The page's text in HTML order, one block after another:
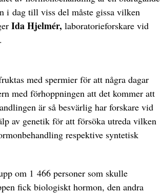
i dag till viss del måste gissa vilken
Ida Hjelmér, laboratorieforskare vid
.
med spermier för att några dagar
med förhoppningen att det kommer att
är så besvärlig har forskare vid
av genetik för att försöka utreda vilken
respektive syntetisk
om 1 466 personer som skulle
fick biologiskt hormon, den andra